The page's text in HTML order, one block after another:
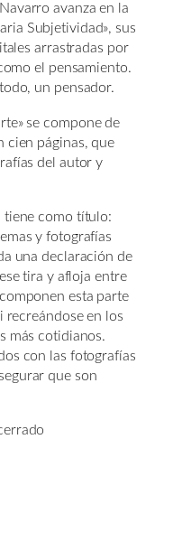
avanza en la
Subjetividad», sus
arrastradas por
el pensamiento.
un pensador.
se compone de
cien páginas, que
del autor y
tiene como título:
y fotografías
una declaración de
tira y afloja entre
esta parte
recreándose en los
más cotidianos.
con las fotografías
que son